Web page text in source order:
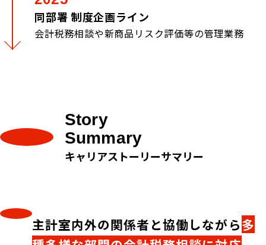
同部署 制度企画ライン
会計税務相談や新商品リスク評価等の管理業務
Story
Summary
キャリアストーリーサマリー
主計室内外の関係者と協働しながら多